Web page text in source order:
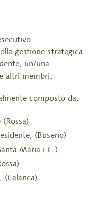
gestione strategica.
un/una
altri membri.
composto da:
(Buseno)
Maria i.C.)
(Calanca)